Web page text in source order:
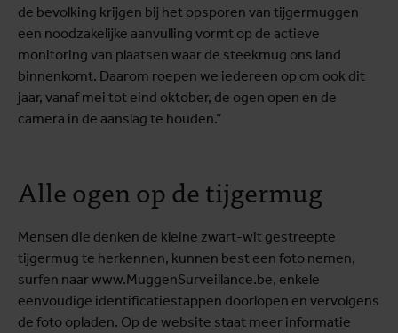
de bevolking krijgen bij het opsporen van tijgermuggen
een noodzakelijke aanvulling vormt op de actieve
monitoring van plaatsen waar de steekmug ons land
binnenkomt. Daarom roepen we iedereen op om ook dit
jaar, vanaf mei tot eind oktober, de ogen open en de
camera in de aanslag te houden.”
Alle ogen op de tijgermug
Mensen die denken de kleine zwart-wit gestreepte
tijgermug te herkennen, kunnen best een foto nemen,
surfen naar www.MuggenSurveillance.be, enkele
eenvoudige identificatiestappen doorlopen en vervolgens
de foto opladen. Op de website staat meer informatie